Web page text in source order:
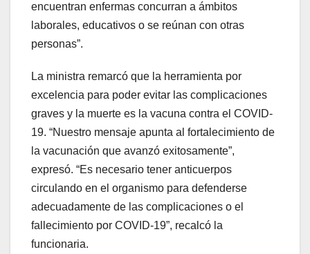
encuentran enfermas concurran a ámbitos
laborales, educativos o se reúnan con otras
personas”.
La ministra remarcó que la herramienta por
excelencia para poder evitar las complicaciones
graves y la muerte es la vacuna contra el COVID-
19. “Nuestro mensaje apunta al fortalecimiento de
la vacunación que avanzó exitosamente”,
expresó. “Es necesario tener anticuerpos
circulando en el organismo para defenderse
adecuadamente de las complicaciones o el
fallecimiento por COVID-19”, recalcó la
funcionaria.